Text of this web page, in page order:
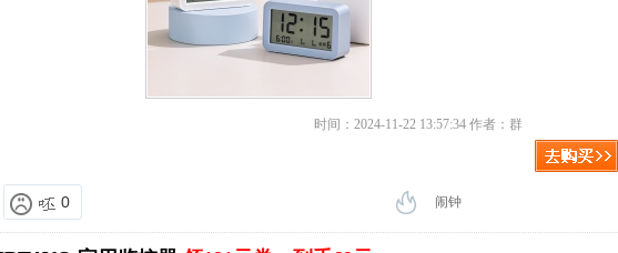
时间：2024-11-22 13:57:34 作者：群
0 闹钟